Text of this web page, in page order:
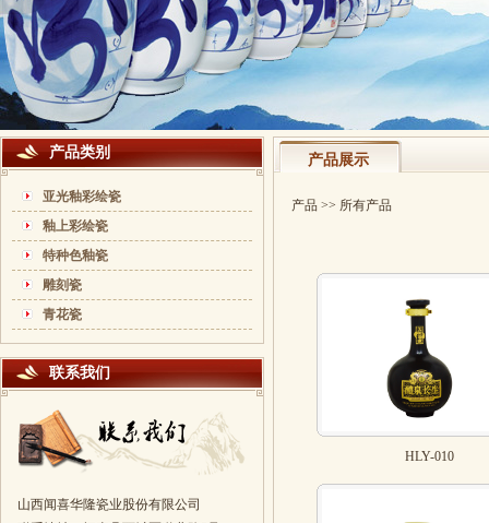
产品类别
亚光釉彩绘瓷
釉上彩绘瓷
特种色釉瓷
雕刻瓷
青花瓷
联系我们
山西闻喜华隆瓷业股份有限公司
产品展示
产品 >> 所有产品
HLY-010